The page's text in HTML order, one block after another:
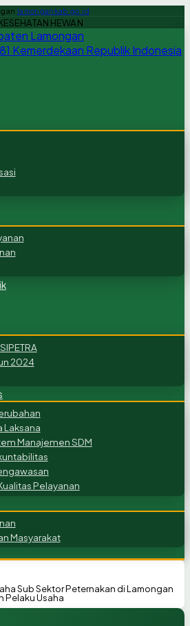
lamongankab.go.id
HEWAN
2024
Laksana
Manajemen SDM
Pelayanan
Masyarakat
Sub Sektor Peternakan di Lamongan
Pelaku Usaha